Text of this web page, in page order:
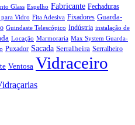
Glass Espelho Fabricante Fechaduras
para Vidro Fita Adesiva Fixadores Guarda-
Guindaste Telescópico Indústria instalação de
Locação Marmoraria Max System Guarda-
Puxador Sacada Serralheira Serralheiro
Ventosa Vidraceiro